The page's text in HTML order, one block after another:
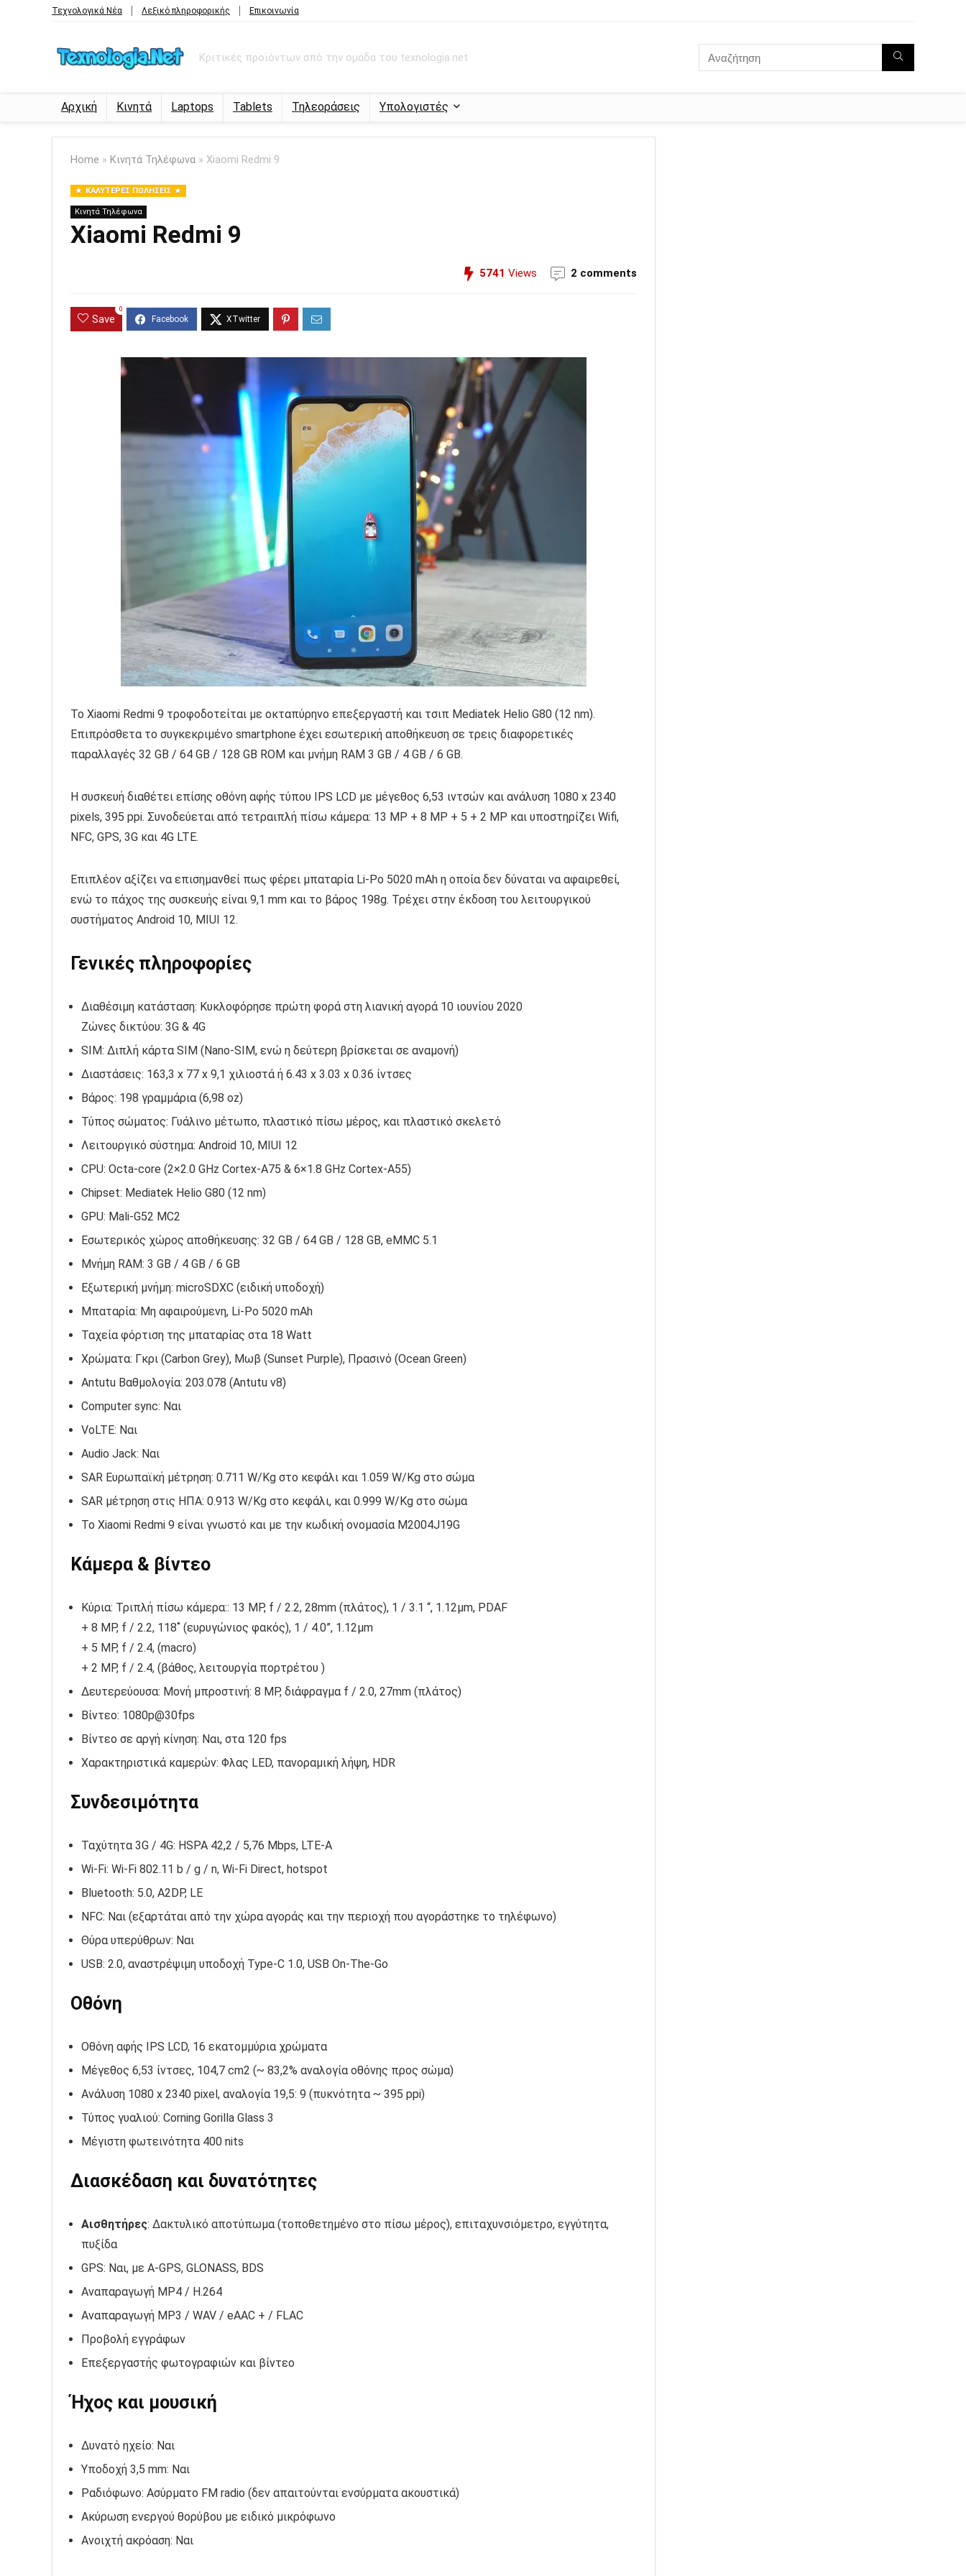
Τεχνολογικά Νέα Λεξικό πληροφορικής Επικοινωνία
Κριτικές προϊόντων από την ομάδα του texnologia.net
Αρχική Κινητά Laptops Tablets Τηλεοράσεις Υπολογιστές
Home » Κινητά Τηλέφωνα » Xiaomi Redmi 9
ΚΑΛΎΤΕΡΕΣ ΠΩΛΉΣΕΙΣ
Κινητά Τηλέφωνα
Xiaomi Redmi 9
5741 Views 2 comments
Save
0
Το Xiaomi Redmi 9 τροφοδοτείται με οκταπύρηνο επεξεργαστή και τσιπ Mediatek Helio G80 (12 nm).
Επιπρόσθετα το συγκεκριμένο smartphone έχει εσωτερική αποθήκευση σε τρεις διαφορετικές
παραλλαγές 32 GB / 64 GB / 128 GB ROM και μνήμη RAM 3 GB / 4 GB / 6 GB.
Η συσκευή διαθέτει επίσης οθόνη αφής τύπου IPS LCD με μέγεθος 6,53 ιντσών και ανάλυση 1080 x 2340
pixels, 395 ppi. Συνοδεύεται από τετραιπλή πίσω κάμερα: 13 MP + 8 MP + 5 + 2 MP και υποστηρίζει Wifi,
NFC, GPS, 3G και 4G LTE.
Επιπλέον αξίζει να επισημανθεί πως φέρει μπαταρία Li-Po 5020 mAh η οποία δεν δύναται να αφαιρεθεί,
ενώ το πάχος της συσκευής είναι 9,1 mm και το βάρος 198g. Τρέχει στην έκδοση του λειτουργικού
συστήματος Android 10, MIUI 12.
Γενικές πληροφορίες
Διαθέσιμη κατάσταση: Κυκλοφόρησε πρώτη φορά στη λιανική αγορά 10 ιουνίου 2020
Ζώνες δικτύου: 3G & 4G
SIM: Διπλή κάρτα SIM (Nano-SIM, ενώ η δεύτερη βρίσκεται σε αναμονή)
Διαστάσεις: 163,3 x 77 x 9,1 χιλιοστά ή 6.43 x 3.03 x 0.36 ίντσες
Βάρος: 198 γραμμάρια (6,98 oz)
Τύπος σώματος: Γυάλινο μέτωπο, πλαστικό πίσω μέρος, και πλαστικό σκελετό
Λειτουργικό σύστημα: Android 10, MIUI 12
CPU: Octa-core (2×2.0 GHz Cortex-A75 & 6×1.8 GHz Cortex-A55)
Chipset: Mediatek Helio G80 (12 nm)
GPU: Mali-G52 MC2
Εσωτερικός χώρος αποθήκευσης: 32 GB / 64 GB / 128 GB, eMMC 5.1
Μνήμη RAM: 3 GB / 4 GB / 6 GB
Εξωτερική μνήμη: microSDXC (ειδική υποδοχή)
Μπαταρία: Μη αφαιρούμενη, Li-Po 5020 mAh
Ταχεία φόρτιση της μπαταρίας στα 18 Watt
Χρώματα: Γκρι (Carbon Grey), Μωβ (Sunset Purple), Πρασινό (Ocean Green)
Antutu Βαθμολογία: 203.078 (Antutu v8)
Computer sync: Ναι
VoLTE: Ναι
Audio Jack: Ναι
SAR Ευρωπαϊκή μέτρηση: 0.711 W/Kg στο κεφάλι και 1.059 W/Kg στο σώμα
SAR μέτρηση στις ΗΠΑ: 0.913 W/Kg στο κεφάλι, και 0.999 W/Kg στο σώμα
Το Xiaomi Redmi 9 είναι γνωστό και με την κωδική ονομασία M2004J19G
Κάμερα & βίντεο
Κύρια: Τριπλή πίσω κάμερα:: 13 MP, f / 2.2, 28mm (πλάτος), 1 / 3.1 “, 1.12µm, PDAF
+ 8 MP, f / 2.2, 118˚ (ευρυγώνιος φακός), 1 / 4.0”, 1.12µm
+ 5 MP, f / 2.4, (macro)
+ 2 MP, f / 2.4, (βάθος, λειτουργία πορτρέτου )
Δευτερεύουσα: Μονή μπροστινή: 8 MP, διάφραγμα f / 2.0, 27mm (πλάτος)
Βίντεο: 1080p@30fps
Βίντεο σε αργή κίνηση: Ναι, στα 120 fps
Χαρακτηριστικά καμερών: Φλας LED, πανοραμική λήψη, HDR
Συνδεσιμότητα
Ταχύτητα 3G / 4G: HSPA 42,2 / 5,76 Mbps, LTE-A
Wi-Fi: Wi-Fi 802.11 b / g / n, Wi-Fi Direct, hotspot
Bluetooth: 5.0, A2DP, LE
NFC: Ναι (εξαρτάται από την χώρα αγοράς και την περιοχή που αγοράστηκε το τηλέφωνο)
Θύρα υπερύθρων: Ναι
USB: 2.0, αναστρέψιμη υποδοχή Type-C 1.0, USB On-The-Go
Οθόνη
Οθόνη αφής IPS LCD, 16 εκατομμύρια χρώματα
Μέγεθος 6,53 ίντσες, 104,7 cm2 (~ 83,2% αναλογία οθόνης προς σώμα)
Ανάλυση 1080 x 2340 pixel, αναλογία 19,5: 9 (πυκνότητα ~ 395 ppi)
Τύπος γυαλιού: Corning Gorilla Glass 3
Μέγιστη φωτεινότητα 400 nits
Διασκέδαση και δυνατότητες
Αισθητήρες: Δακτυλικό αποτύπωμα (τοποθετημένο στο πίσω μέρος), επιταχυνσιόμετρο, εγγύτητα,
πυξίδα
GPS: Ναι, με A-GPS, GLONASS, BDS
Αναπαραγωγή MP4 / H.264
Αναπαραγωγή MP3 / WAV / eAAC + / FLAC
Προβολή εγγράφων
Επεξεργαστής φωτογραφιών και βίντεο
Ήχος και μουσική
Δυνατό ηχείο: Ναι
Υποδοχή 3,5 mm: Ναι
Ραδιόφωνο: Ασύρματο FM radio (δεν απαιτούνται ενσύρματα ακουστικά)
Ακύρωση ενεργού θορύβου με ειδικό μικρόφωνο
Ανοιχτή ακρόαση: Ναι